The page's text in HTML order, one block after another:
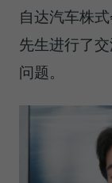
自达汽车株
先生进行了
问题。